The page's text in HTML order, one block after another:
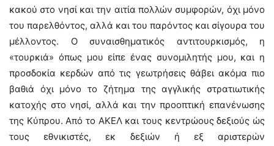
κακού στο νησί και την αιτία πολλών συμφορών, όχι μόνο
του παρελθόντος, αλλά και του παρόντος και σίγουρα του
μέλλοντος. Ο συναισθηματικός αντιτουρκισμός, η
«τουρκιά» όπως μου είπε ένας συνομιλητής μου, και η
προσδοκία κερδών από τις γεωτρήσεις θάβει ακόμα πιο
βαθιά όχι μόνο το ζήτημα της αγγλικής στρατιωτικής
κατοχής στο νησί, αλλά και την προοπτική επανένωσης
της Κύπρου. Από το ΑΚΕΛ και τους κεντρώους δεξιούς ώς
τους εθνικιστές, εκ δεξιών ή εξ αριστερών